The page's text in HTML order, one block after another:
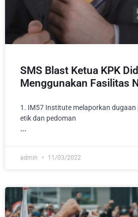
SMS Blast Ketua KPK
Menggunakan Fasilitas
1. IM57 Institute melaporkan dugaan
etik dan pedoman
admin 11/03/2022